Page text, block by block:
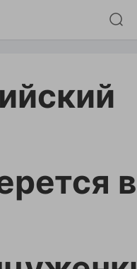
в